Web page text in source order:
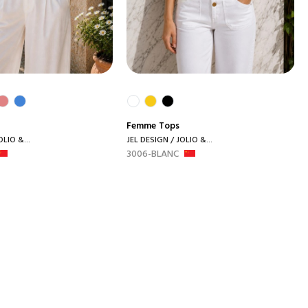
&...
Femme Tops
JEL DESIGN / JOLIO &...
3006-BLANC